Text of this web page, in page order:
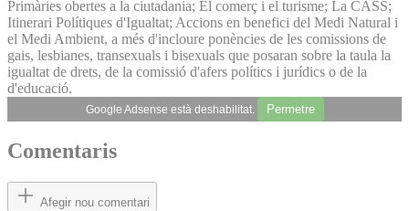
Primàries obertes a la ciutadania; El comerç i el turisme; La CASS;
Itinerari Polítiques d'Igualtat; Accions en benefici del Medi Natural i
el Medi Ambient, a més d'incloure ponències de les comissions de
gais, lesbianes, transexuals i bisexuals que posaran sobre la taula la
igualtat de drets, de la comissió d'afers polítics i jurídics o de la
d'educació.
Google Adsense està deshabilitat. Permetre
Comentaris
Afegir nou comentari